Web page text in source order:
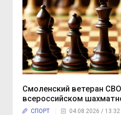
Смоленский ветеран
всероссийском
СПОРТ 04.08.2026 / 13:32